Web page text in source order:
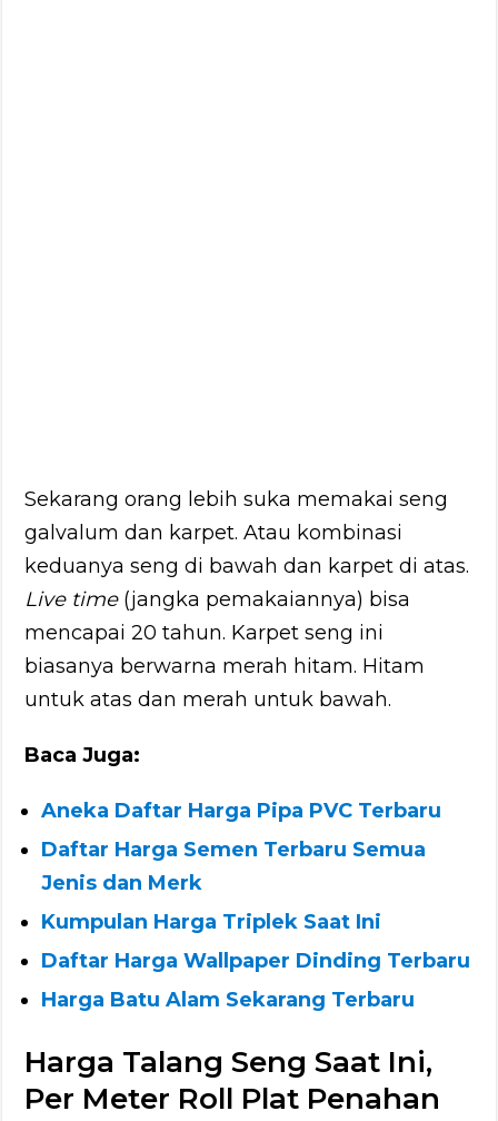
Sekarang orang lebih suka memakai seng
galvalum dan karpet. Atau kombinasi
keduanya seng di bawah dan karpet di atas.
Live time(jangka pemakaiannya) bisa
mencapai 20 tahun. Karpet seng ini
biasanya berwarna merah hitam. Hitam
untuk atas dan merah untuk bawah.
Baca Juga:
Aneka Daftar Harga Pipa PVC Terbaru
Daftar Harga Semen Terbaru Semua
Jenis dan Merk
Kumpulan Harga Triplek Saat Ini
Daftar Harga Wallpaper Dinding Terbaru
Harga Batu Alam Sekarang Terbaru
Harga Talang Seng Saat Ini,
Per Meter Roll Plat Penahan